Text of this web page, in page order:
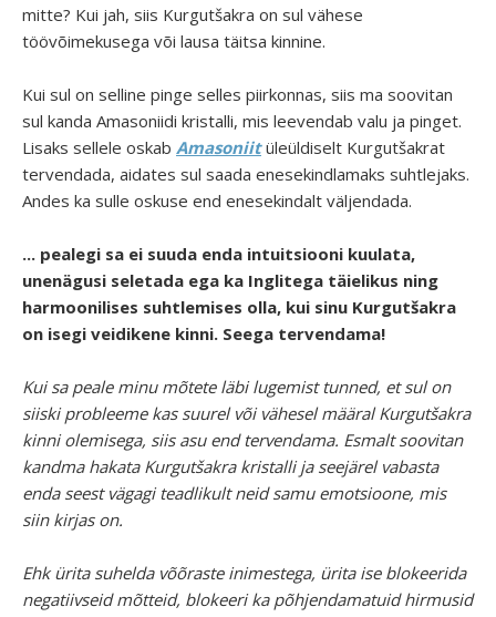
mitte? Kui jah, siis Kurgutšakra on sul vähese
töövõimekusega või lausa täitsa kinnine.
Kui sul on selline pinge selles piirkonnas, siis ma soovitan
sul kanda Amasoniidi kristalli, mis leevendab valu ja pinget.
Lisaks sellele oskab Amasoniitüleüldiselt Kurgutšakrat
tervendada, aidates sul saada enesekindlamaks suhtlejaks.
Andes ka sulle oskuse end enesekindalt väljendada.
... pealegi sa ei suuda enda intuitsiooni kuulata,
unenägusi seletada ega ka Inglitega täielikus ning
harmoonilises suhtlemises olla, kui sinu Kurgutšakra
on isegi veidikene kinni. Seega tervendama!
Kui sa peale minu mõtete läbi lugemist tunned, et sul on
siiski probleeme kas suurel või vähesel määral Kurgutšakra
kinni olemisega, siis asu end tervendama. Esmalt soovitan
kandma hakata Kurgutšakra kristalli ja seejärel vabasta
enda seest vägagi teadlikult neid samu emotsioone, mis
siin kirjas on.
Ehk ürita suhelda võõraste inimestega, ürita ise blokeerida
negatiivseid mõtteid, blokeeri ka põhjendamatuid hirmusid